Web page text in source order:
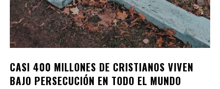
CASI 400 MILLONES DE CRISTIANOS VIVEN
BAJO PERSECUCIÓN EN TODO EL MUNDO